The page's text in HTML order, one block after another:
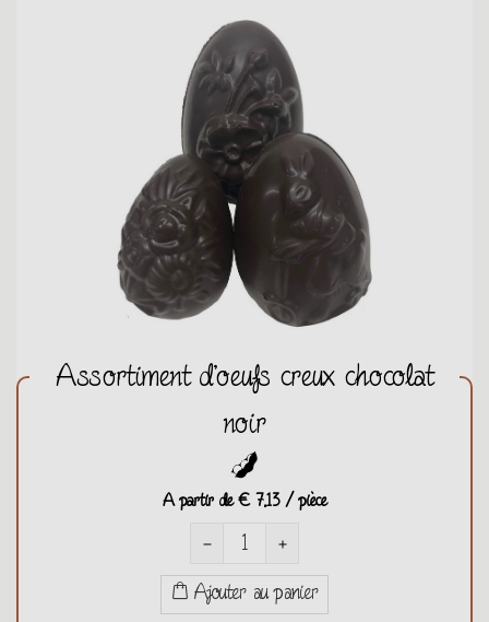
Assortiment d'oeufs creux chocolat
noir
A partir de€ 7,13 / pièce
remove add
Ajouter au panier